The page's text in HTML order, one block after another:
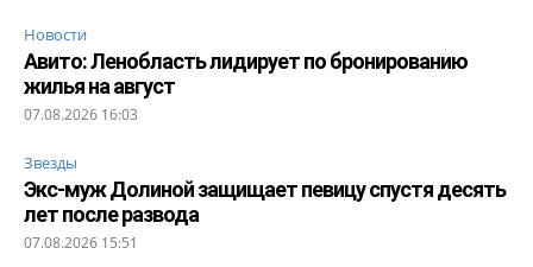
Новости
Авито: Ленобласть лидирует по бронированию
жилья на август
07.08.2026 16:03
Звезды
Экс-муж Долиной защищает певицу спустя десять
лет после развода
07.08.2026 15:51